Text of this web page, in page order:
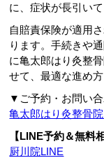
に、症状が長引い
自賠責保険が適用
ります。手続きや
に亀太郎はり灸整
せて、最適な進め
▼ご予約・お問い
亀太郎はり灸整骨
【LINE予約＆無料
厨川院LINE